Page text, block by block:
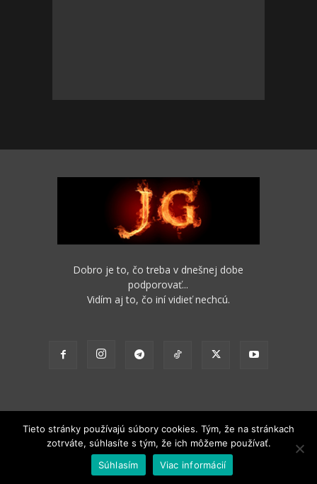
Dobro je to, čo treba v dnešnej dobe
podporovať...
Vidím aj to, čo iní vidieť nechcú.
2012 - 2022 Obsah stránok je možné s funkčným odkazom na pôvodný
zdroj ďalej nekomerčne šíriť.
Tieto stránky používajú súbory cookies. Tým, že na stránkach
zotrváte, súhlasíte s tým, že ich môžeme používať.
Súhlasím
Viac informácií